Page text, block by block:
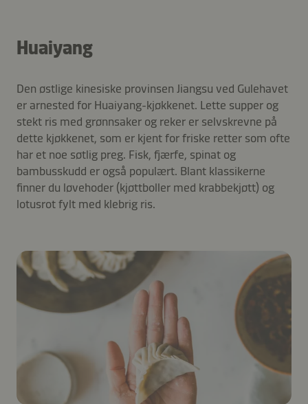
Huaiyang
Den østlige kinesiske provinsen Jiangsu ved Gulehavet
er arnested for Huaiyang-kjøkkenet. Lette supper og
stekt ris med grønnsaker og reker er selvskrevne på
dette kjøkkenet, som er kjent for friske retter som ofte
har et noe søtlig preg. Fisk, fjærfe, spinat og
bambusskudd er også populært. Blant klassikerne
finner du løvehoder (kjøttboller med krabbekjøtt) og
lotusrot fylt med klebrig ris.